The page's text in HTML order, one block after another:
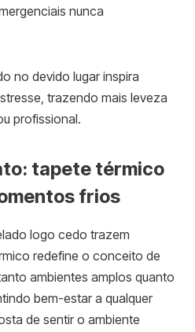
nunca
no devido lugar inspira
trazendo mais leveza
profissional.
tapete térmico
frios
logo cedo trazem
redefine o conceito de
ambientes amplos quanto
bem-estar a qualquer
de sentir o ambiente